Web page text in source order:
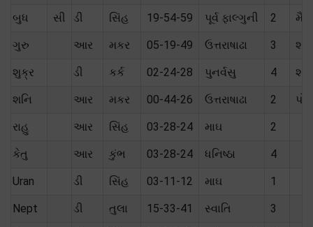
બુધ સી ડી સિંહ 19-54-59 પૂર્વ ફાલ્ગુની 2
ગુરુ આર મકર 05-19-49 ઉત્તરાષાઢા 3
શુક્ર ડી કર્ક 02-24-28 પુનર્વસુ 4
શનિ આર મકર 00-44-26 ઉત્તરાષાઢા 2
રાહુ આર સિંહ 03-28-24 માઘ 2
કેતુ આર કુંભ 03-28-24 ધનિષ્ઠા 4
Uran ડી સિંહ 03-11-12 માઘ 1
Nept ડી તુલા 15-33-41 સ્વાતિ 3